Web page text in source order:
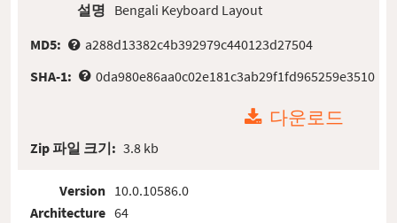
설명 Bengali Keyboard Layout
MD5:
a288d13382c4b392979c440123d27504
SHA-1:
0da980e86aa0c02e181c3ab29f1fd965259e3510
다운로드
Zip 파일 크기: 3.8 kb
Version
Architecture
10.0.10586.0
64